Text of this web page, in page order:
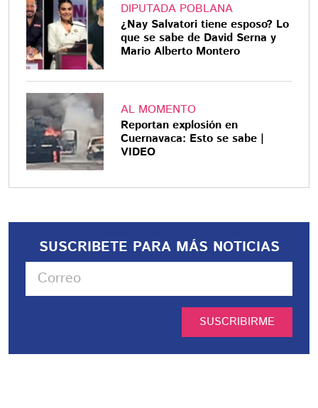
DIPUTADA POBLANA
¿Nay Salvatori tiene esposo? Lo
que se sabe de David Serna y
Mario Alberto Montero
AL MOMENTO
Reportan explosión en
Cuernavaca: Esto se sabe |
VIDEO
SUSCRIBETE PARA MÁS NOTICIAS
SUSCRIBIRME